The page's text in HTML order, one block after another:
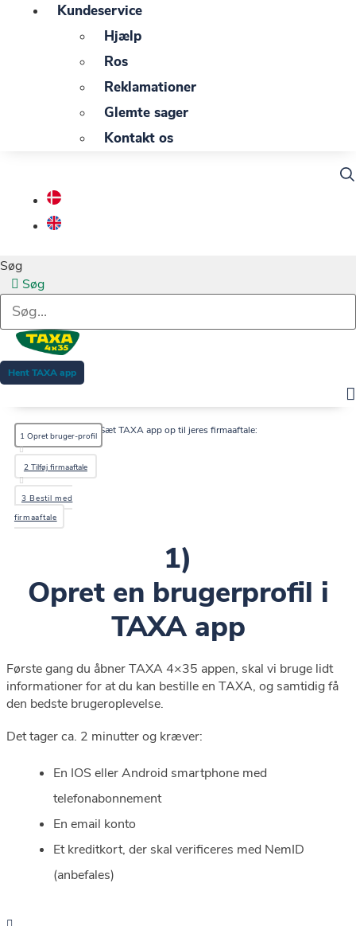
Kundeservice
Hjælp
Ros
Reklamationer
Glemte sager
Kontakt os
Søg
Søg
Hent TAXA app
Sæt TAXA app op til jeres firmaaftale:
1 Opret bruger-profil
2 Tilføj firmaaftale
3 Bestil med
firmaaftale
1)
Opret en brugerprofil i
TAXA app
Første gang du åbner TAXA 4×35 appen, skal vi bruge lidt
informationer for at du kan bestille en TAXA, og samtidig få
den bedste brugeroplevelse.
Det tager ca. 2 minutter og kræver:
En IOS eller Android smartphone med
telefonabonnement
En email konto
Et kreditkort, der skal verificeres med NemID
(anbefales)